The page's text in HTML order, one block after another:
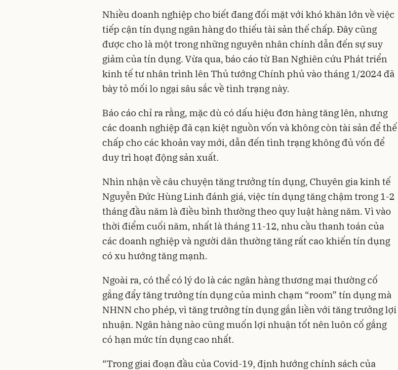
Nhiều doanh nghiệp cho biết đang đối mặt với khó khăn lớn về việc
tiếp cận tín dụng ngân hàng do thiếu tài sản thế chấp. Đây cũng
được cho là một trong những nguyên nhân chính dẫn đến sự suy
giảm của tín dụng. Vừa qua, báo cáo từ Ban Nghiên cứu Phát triển
kinh tế tư nhân trình lên Thủ tướng Chính phủ vào tháng 1/2024 đã
bày tỏ mối lo ngại sâu sắc về tình trạng này.
Báo cáo chỉ ra rằng, mặc dù có dấu hiệu đơn hàng tăng lên, nhưng
các doanh nghiệp đã cạn kiệt nguồn vốn và không còn tài sản để thế
chấp cho các khoản vay mới, dẫn đến tình trạng không đủ vốn để
duy trì hoạt động sản xuất.
Nhìn nhận về câu chuyện tăng trưởng tín dụng, Chuyên gia kinh tế
Nguyễn Đức Hùng Linh đánh giá, việc tín dụng tăng chậm trong 1-2
tháng đầu năm là điều bình thường theo quy luật hàng năm. Vì vào
thời điểm cuối năm, nhất là tháng 11-12, nhu cầu thanh toán của
các doanh nghiệp và người dân thường tăng rất cao khiến tín dụng
có xu hướng tăng mạnh.
Ngoài ra, có thể có lý do là các ngân hàng thương mại thường cố
gắng đẩy tăng trưởng tín dụng của mình chạm “room” tín dụng mà
NHNN cho phép, vì tăng trưởng tín dụng gắn liền với tăng trưởng lợi
nhuận. Ngân hàng nào cũng muốn lợi nhuận tốt nên luôn cố gắng
có hạn mức tín dụng cao nhất.
“Trong giai đoạn đầu của Covid-19, định hướng chính sách của